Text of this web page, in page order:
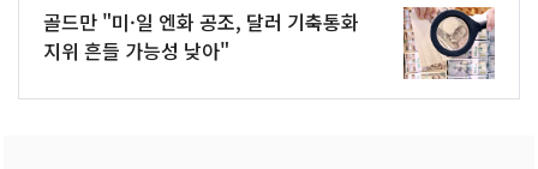
골드만 "미·일 엔화 공조, 달러 기축통화
지위 흔들 가능성 낮아"